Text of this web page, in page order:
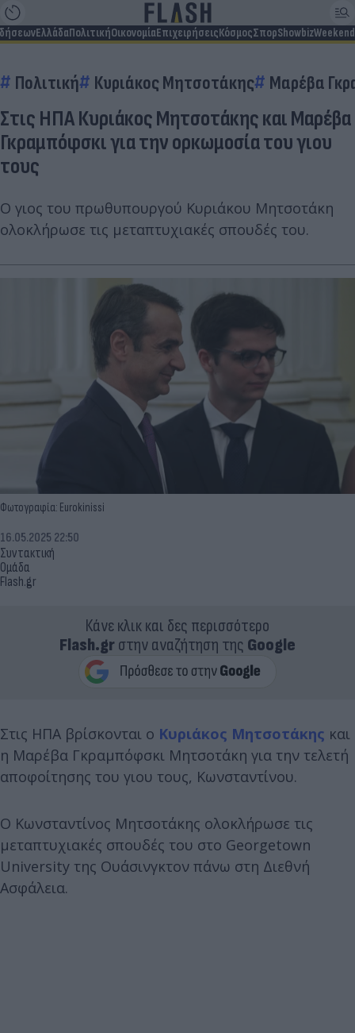
ΕλλάδαΠολιτικήΟικονομίαΕπιχειρήσειςΚόσμοςΣπορShowbizWeekend
Πολιτική Κυριάκος Μητσοτάκης Μαρέβα
Στις ΗΠΑ Κυριάκος Μητσοτάκης και Μαρέβα
Γκραμπόφσκι για την ορκωμοσία του γιου
τους
Ο γιος του πρωθυπουργού Κυριάκου Μητσοτάκη
ολοκλήρωσε τις μεταπτυχιακές σπουδές του.
Φωτογραφία: Eurokinissi
Συντακτική
Ομάδα
Flash.gr
16.05.2025 22:50
Κάνε κλικ και δες περισσότερο
Flash.grστην αναζήτηση της Google
Στις ΗΠΑ βρίσκονται ο Κυριάκος Μητσοτάκης και
η Μαρέβα Γκραμπόφσκι Μητσοτάκη για την τελετή
αποφοίτησης του γιου τους, Κωνσταντίνου.
Ο Κωνσταντίνος Μητσοτάκης ολοκλήρωσε τις
μεταπτυχιακές σπουδές του στο Georgetown
University της Ουάσινγκτον πάνω στη Διεθνή
Ασφάλεια.